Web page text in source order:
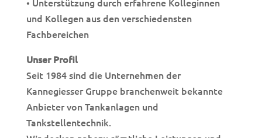
und Kol­le­gen aus den verschiedensten
Fachbereichen
Unser Profil
Seit 1984 sind die Unternehmen der
Kannegiesser Gruppe branchenweit bekannte
Anbieter von Tankanlagen und
Tankstellentechnik.